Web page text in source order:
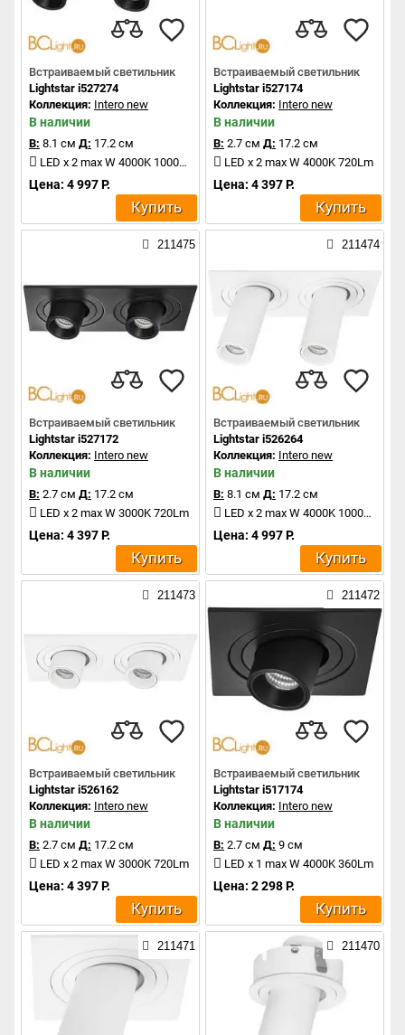
Встраиваемый светильник
Lightstar i527274
Коллекция: Intero new
В наличии
В: 8.1 см Д: 17.2 см
LED x 2 max W 4000K 1000Lm
Цена: 4 997 Р.
Купить
Встраиваемый светильник
Lightstar i527174
Коллекция: Intero new
В наличии
В: 2.7 см Д: 17.2 см
LED x 2 max W 4000K 720Lm
Цена: 4 397 Р.
Купить
211475
Встраиваемый светильник
Lightstar i527172
Коллекция: Intero new
В наличии
В: 2.7 см Д: 17.2 см
LED x 2 max W 3000K 720Lm
Цена: 4 397 Р.
Купить
211474
Встраиваемый светильник
Lightstar i526264
Коллекция: Intero new
В наличии
В: 8.1 см Д: 17.2 см
LED x 2 max W 4000K 1000Lm
Цена: 4 997 Р.
Купить
211473
Встраиваемый светильник
Lightstar i526162
Коллекция: Intero new
В наличии
В: 2.7 см Д: 17.2 см
LED x 2 max W 3000K 720Lm
Цена: 4 397 Р.
Купить
211472
Встраиваемый светильник
Lightstar i517174
Коллекция: Intero new
В наличии
В: 2.7 см Д: 9 см
LED x 1 max W 4000K 360Lm
Цена: 2 298 Р.
Купить
211471 211470